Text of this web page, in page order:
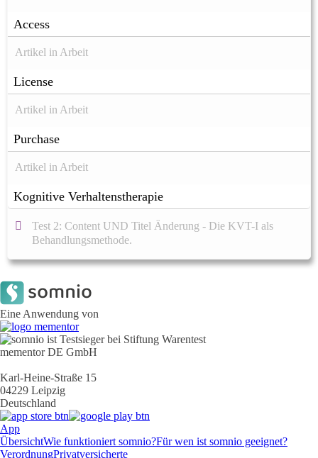
Access
Artikel in Arbeit
License
Artikel in Arbeit
Purchase
Artikel in Arbeit
Kognitive Verhaltenstherapie
Test 2: Content UND Titel Änderung - Die KVT-I als
Behandlungsmethode.
Eine Anwendung von
mementor DE GmbH
Karl-Heine-Straße 15
04229 Leipzig
Deutschland
App
ÜbersichtWie funktioniert somnio?Für wen ist somnio geeignet?
VerordnungPrivatversicherte